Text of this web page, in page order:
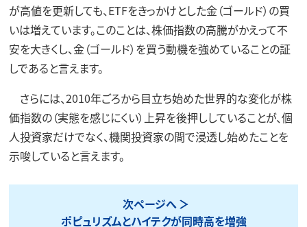
が高値を更新しても、ETFをきっかけとした金（ゴールド）の買
いは増えています。このことは、株価指数の高騰がかえって不
安を大きくし、金（ゴールド）を買う動機を強めていることの証
しであると言えます。
さらには、2010年ごろから目立ち始めた世界的な変化が株
価指数の（実態を感じにくい）上昇を後押ししていることが、個
人投資家だけでなく、機関投資家の間で浸透し始めたことを
示唆していると言えます。
次ページへ
ポピュリズムとハイテクが同時高を増強